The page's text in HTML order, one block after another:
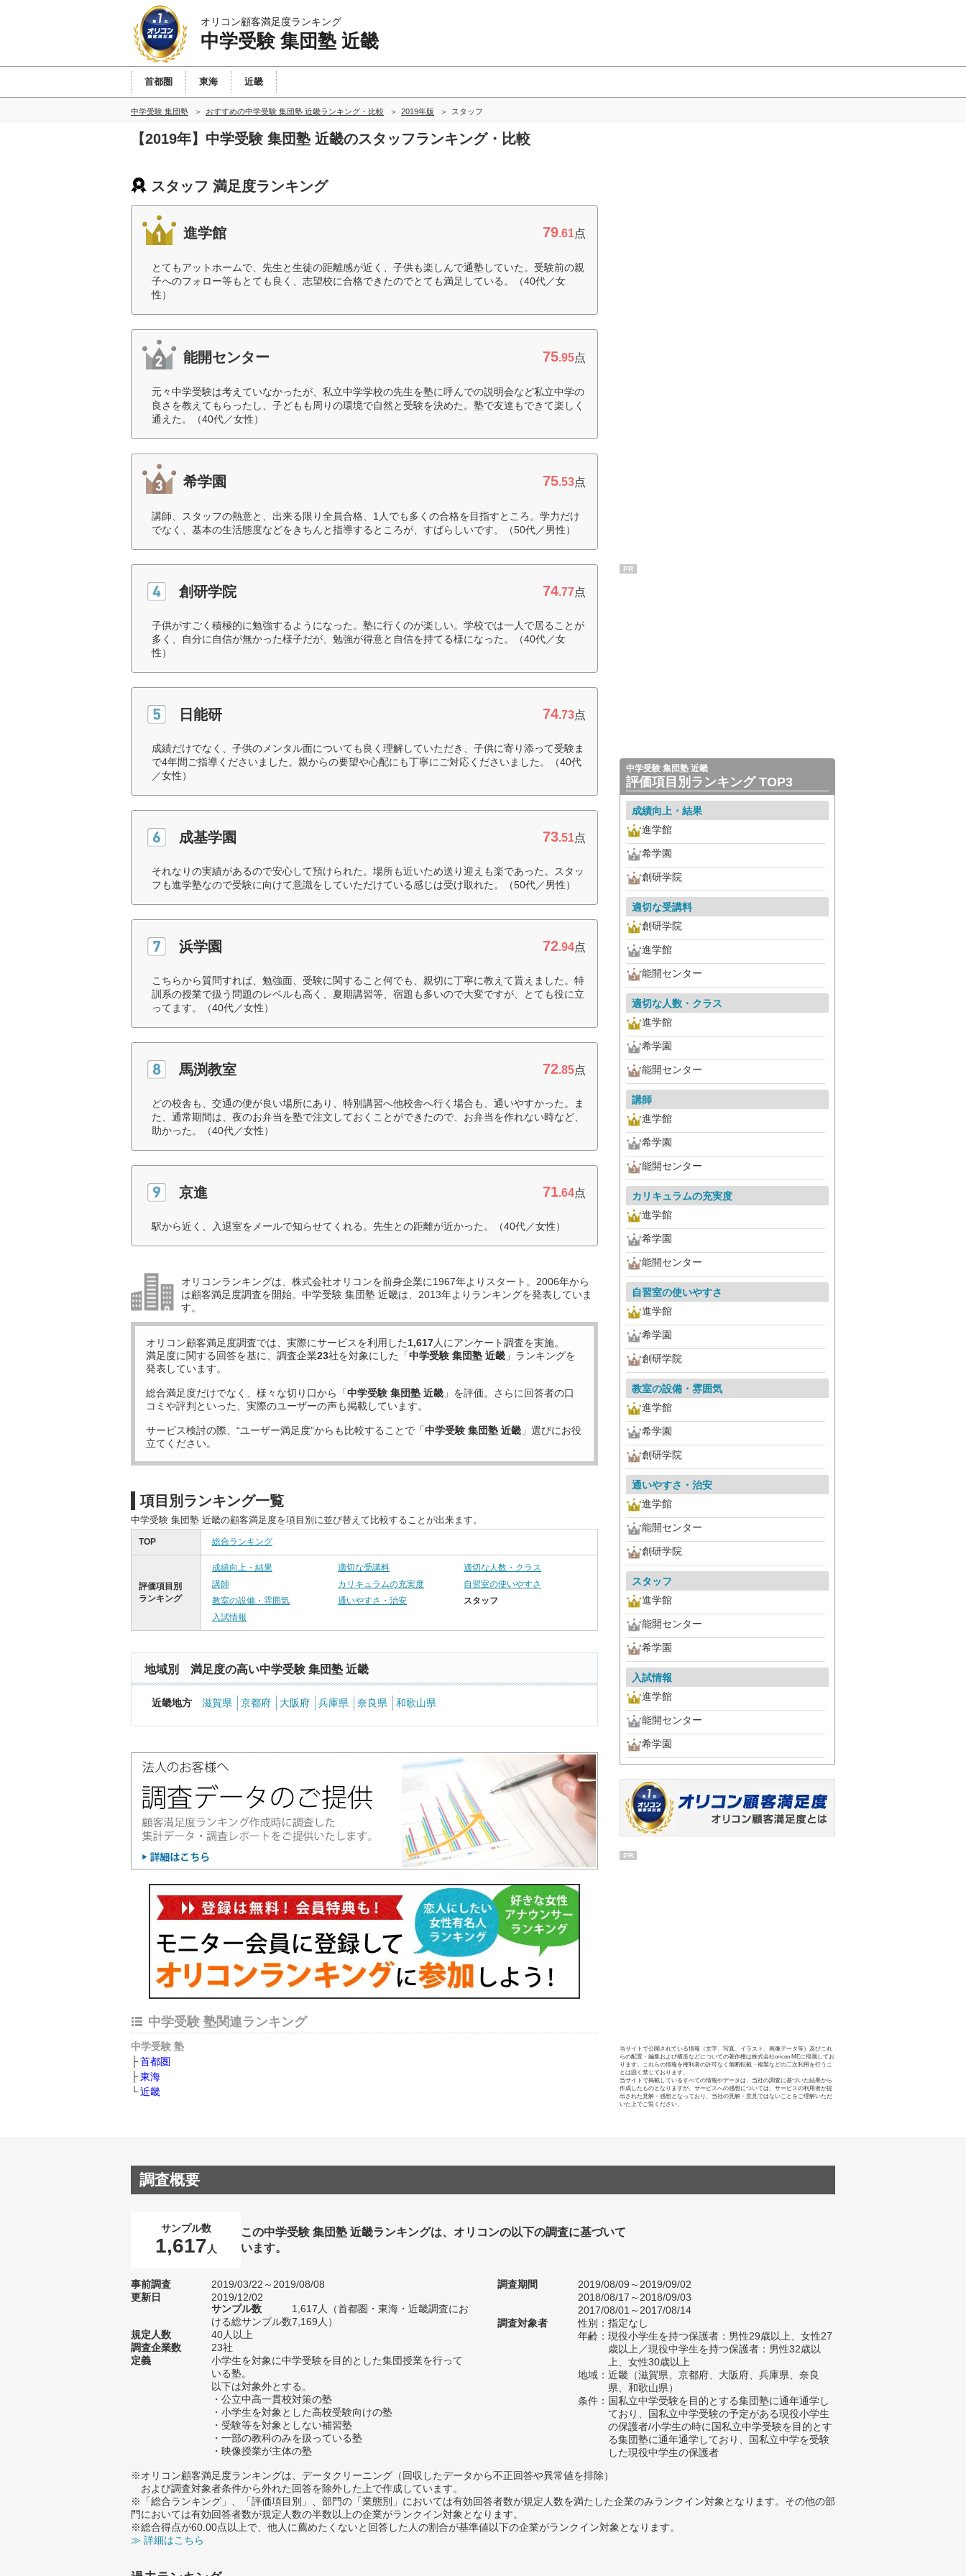
オリコン顧客満足度ランキング
中学受験 集団塾 近畿
首都圏 東海 近畿
中学受験 集団塾 おすすめの中学受験 集団塾 近畿ランキング・比較 2019年版 スタッフ
【2019年】中学受験 集団塾 近畿のスタッフランキング・比較
スタッフ 満足度ランキング
進学館 79.61点
とてもアットホームで、先生と生徒の距離感が近く、子供も楽しんで通塾していた。受験前の親
子へのフォロー等もとても良く、志望校に合格できたのでとても満足している。（40代／女
性）
能開センター 75.95点
元々中学受験は考えていなかったが、私立中学学校の先生を塾に呼んでの説明会など私立中学の
良さを教えてもらったし、子どもも周りの環境で自然と受験を決めた。塾で友達もできて楽しく
通えた。（40代／女性）
希学園 75.53点
講師、スタッフの熱意と、出来る限り全員合格、1人でも多くの合格を目指すところ。学力だけ
でなく、基本の生活態度などをきちんと指導するところが、すばらしいです。（50代／男性）
創研学院 74.77点
子供がすごく積極的に勉強するようになった。塾に行くのが楽しい。学校では一人で居ることが
多く、自分に自信が無かった様子だが、勉強が得意と自信を持てる様になった。（40代／女
性）
日能研 74.73点
成績だけでなく、子供のメンタル面についても良く理解していただき、子供に寄り添って受験ま
で4年間ご指導くださいました。親からの要望や心配にも丁寧にご対応くださいました。（40代
／女性）
成基学園 73.51点
それなりの実績があるので安心して預けられた。場所も近いため送り迎えも楽であった。スタッ
フも進学塾なので受験に向けて意識をしていただけている感じは受け取れた。（50代／男性）
浜学園 72.94点
こちらから質問すれば、勉強面、受験に関すること何でも、親切に丁寧に教えて貰えました。特
訓系の授業で扱う問題のレベルも高く、夏期講習等、宿題も多いので大変ですが、とても役に立
ってます。（40代／女性）
馬渕教室 72.85点
どの校舎も、交通の便が良い場所にあり、特別講習へ他校舎へ行く場合も、通いやすかった。ま
た、通常期間は、夜のお弁当を塾で注文しておくことができたので、お弁当を作れない時など、
助かった。（40代／女性）
京進 71.64点
駅から近く、入退室をメールで知らせてくれる。先生との距離が近かった。（40代／女性）
オリコンランキングは、株式会社オリコンを前身企業に1967年よりスタート。2006年から
は顧客満足度調査を開始。中学受験 集団塾 近畿は、2013年よりランキングを発表していま
す。
オリコン顧客満足度調査では、実際にサービスを利用した1,617人にアンケート調査を実施。
満足度に関する回答を基に、調査企業23社を対象にした「中学受験 集団塾 近畿 」ランキングを
発表しています。
総合満足度だけでなく、様々な切り口から「中学受験 集団塾 近畿 」を評価。さらに回答者の口
コミや評判といった、実際のユーザーの声も掲載しています。
サービス検討の際、“ユーザー満足度”からも比較することで「中学受験 集団塾 近畿 」選びにお役
立てください。
項目別ランキング一覧
中学受験 集団塾 近畿の顧客満足度を項目別に並び替えて比較することが出来ます。
TOP 総合ランキング
評価項目別
ランキング
成績向上・結果 適切な受講料
適切な人数・クラス
講師
カリキュラムの充実度
自習室の使いやすさ
教室の設備・雰囲気
通いやすさ・治安
スタッフ
入試情報
地域別 満足度の高い中学受験 集団塾 近畿
近畿地方 滋賀県 京都府 大阪府 兵庫県 奈良県 和歌山県
中学受験 塾関連ランキング
中学受験 塾
首都圏
東海
近畿
PR
中学受験 集団塾 近畿
評価項目別ランキング TOP3
成績向上・結果
進学館
希学園
創研学院
適切な受講料
創研学院
進学館
能開センター
適切な人数・クラス
進学館
希学園
能開センター
講師
進学館
希学園
能開センター
カリキュラムの充実度
進学館
希学園
能開センター
自習室の使いやすさ
進学館
希学園
創研学院
教室の設備・雰囲気
進学館
希学園
創研学院
通いやすさ・治安
進学館
能開センター
創研学院
スタッフ
進学館
能開センター
希学園
入試情報
進学館
能開センター
希学園
PR
当サイトで公開されている情報（文字、写真、イラスト、画像データ等）及びこれ
らの配置・編集および構造などについての著作権は株式会社oricon MEに帰属してお
ります。これらの情報を権利者の許可なく無断転載・複製などの二次利用を行うこ
とは固く禁じております。
当サイトで掲載しているすべての情報やデータは、当社の調査に基づいた結果から
作成したものとなりますが、サービスへの感想については、サービスの利用者が提
出された見解・感想となっており、当社の見解・意見ではないことをご理解いただ
いた上でご覧ください。
調査概要
サンプル数
1,617 人
この中学受験 集団塾 近畿ランキングは、オリコンの以下の調査に基づいて
います。
事前調査
2019/03/22～2019/08/08
更新日
2019/12/02
サンプル数
1,617人（首都圏・東海・近畿調査にお
ける総サンプル数7,169人）
規定人数
40人以上
調査企業数
23社
定義
小学生を対象に中学受験を目的とした集団授業を行って
いる塾。
以下は対象外とする。
・公立中高一貫校対策の塾
・小学生を対象とした高校受験向けの塾
・受験等を対象としない補習塾
・一部の教科のみを扱っている塾
・映像授業が主体の塾
調査期間
2019/08/09～2019/09/02
2018/08/17～2018/09/03
2017/08/01～2017/08/14
調査対象者
性別：指定なし
年齢：現役小学生を持つ保護者：男性29歳以上、女性27
歳以上／現役中学生を持つ保護者：男性32歳以
上、女性30歳以上
地域：近畿（滋賀県、京都府、大阪府、兵庫県、奈良
県、和歌山県）
条件：国私立中学受験を目的とする集団塾に通年通学し
ており、国私立中学受験の予定がある現役小学生
の保護者/小学生の時に国私立中学受験を目的とす
る集団塾に通年通学しており、国私立中学を受験
した現役中学生の保護者
※オリコン顧客満足度ランキングは、データクリーニング（回収したデータから不正回答や異常値を排除）
および調査対象者条件から外れた回答を除外した上で作成しています。
※「総合ランキング」、「評価項目別」、部門の「業態別」においては有効回答者数が規定人数を満たした企業のみランクイン対象となります。その他の部
門においては有効回答者数が規定人数の半数以上の企業がランクイン対象となります。
※総合得点が60.00点以上で、他人に薦めたくないと回答した人の割合が基準値以下の企業がランクイン対象となります。
≫ 詳細はこちら